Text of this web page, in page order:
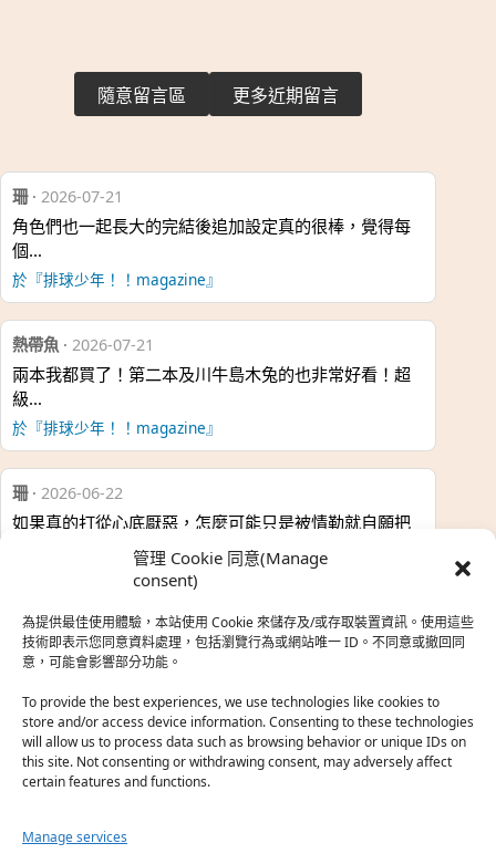
管理 Cookie 同意(Manage
consent)
為提供最佳使用體驗，本站使用 Cookie 來儲存及/或存取裝置資訊。使用這些
技術即表示您同意資料處理，包括瀏覽行為或網站唯一 ID。不同意或撤回同
意，可能會影響部分功能。
To provide the best experiences, we use technologies like cookies to
store and/or access device information. Consenting to these technologies
will allow us to process data such as browsing behavior or unique IDs on
this site. Not consenting or withdrawing consent, may adversely affect
certain features and functions.
Manage services
隨意留言區 更多近期留言
珊· 2026-07-21
角色們也一起長大的完結後追加設定真的很棒，覺得每
個…
於『排球少年！！magazine』
熱帶魚 · 2026-07-21
兩本我都買了！第二本及川牛島木兔的也非常好看！超
級…
於『排球少年！！magazine』
珊· 2026-06-22
如果真的打從心底厭惡，怎麼可能只是被情勒就自願把
熱帶魚·2026-06-22
之前看到網路上有人說灰二自私情勒大家陪他圓夢，但
真…
於『強風吹拂』
珊·2026-06-18
第…